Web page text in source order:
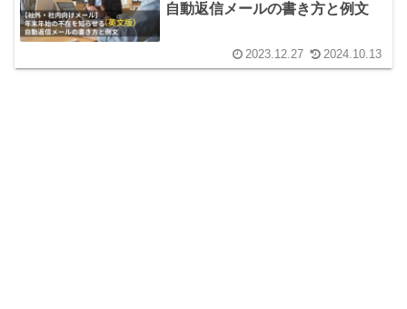
自動返信メールの書き方と例文
2023.12.27 2024.10.13